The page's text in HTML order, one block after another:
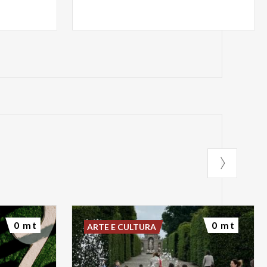
(ragazzi
della Villa
un
ambienti
solo un
0 mt ARTE E CULTURA 0 mt